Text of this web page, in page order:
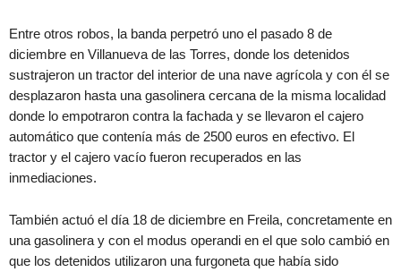
Entre otros robos, la banda perpetró uno el pasado 8 de
diciembre en Villanueva de las Torres, donde los detenidos
sustrajeron un tractor del interior de una nave agrícola y con él se
desplazaron hasta una gasolinera cercana de la misma localidad
donde lo empotraron contra la fachada y se llevaron el cajero
automático que contenía más de 2500 euros en efectivo. El
tractor y el cajero vacío fueron recuperados en las
inmediaciones.
También actuó el día 18 de diciembre en Freila, concretamente en
una gasolinera y con el modus operandi en el que solo cambió en
que los detenidos utilizaron una furgoneta que había sido